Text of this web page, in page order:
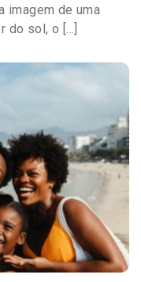
imagem de uma
do sol, o […]